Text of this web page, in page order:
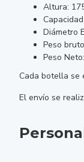
Altura:
Diámetro
Peso
Peso
Cada botella se
El envío se